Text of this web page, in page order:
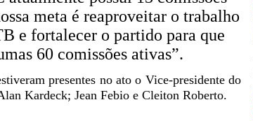
meta é reaproveitar o trabalho
e fortalecer o partido para que
60 comissões ativas”.
presentes no ato o Vice-presidente do
Kardeck; Jean Febio e Cleiton Roberto.